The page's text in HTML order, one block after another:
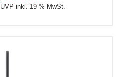
UVP inkl. 19 % MwSt.